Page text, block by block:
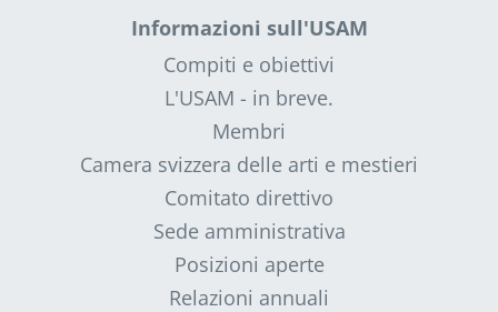
Informazioni sull'USAM
Compiti e obiettivi
L'USAM - in breve.
Membri
Camera svizzera delle arti e mestieri
Comitato direttivo
Sede amministrativa
Posizioni aperte
Relazioni annuali